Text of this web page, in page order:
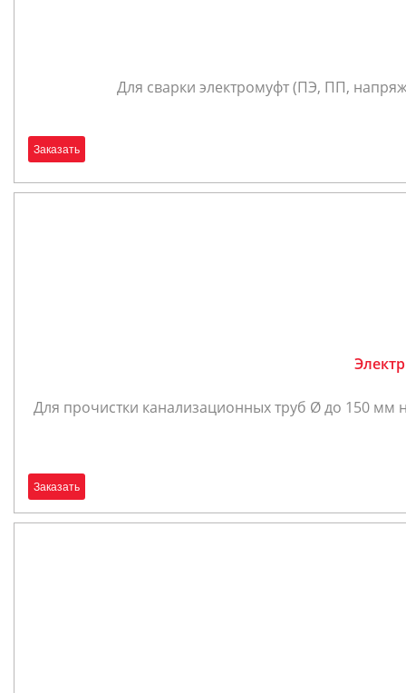
Для сварки электромуфт (ПЭ, ПП,
Заказать
Для прочистки канализационных труб Ø до 150
Заказать